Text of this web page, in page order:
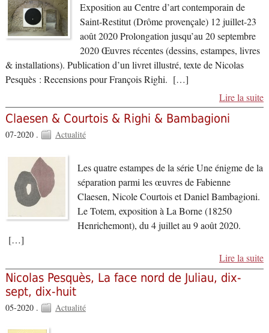
Exposition au Centre d’art contemporain de
Saint-Restitut (Drôme provençale) 12 juillet-23
août 2020 Prolongation jusqu’au 20 septembre
2020 Œuvres récentes (dessins, estampes, livres
& installations). Publication d’un livret illustré, texte de Nicolas
Pesquès : Recensions pour François Righi. […]
Lire la suite
Claesen & Courtois & Righi & Bambagioni
07-2020 . Actualité
Les quatre estampes de la série Une énigme de la
séparation parmi les œuvres de Fabienne
Claesen, Nicole Courtois et Daniel Bambagioni.
Le Totem, exposition à La Borne (18250
Henrichemont), du 4 juillet au 9 août 2020.
[…]
Lire la suite
Nicolas Pesquès, La face nord de Juliau, dix-
sept, dix-huit
05-2020 . Actualité